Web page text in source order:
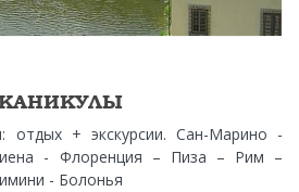
отдых + экскурсии. Сан-Марино -
- Флоренция – Пиза – Рим –
- Болонья